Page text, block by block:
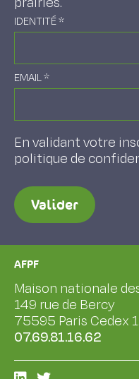
IDENTITÉ*
EMAIL*
En validant votre
politique de
Valider
AFPF
Maison nationale
149 rue de Bercy
75595 Paris Cedex
07.69.81.16.62